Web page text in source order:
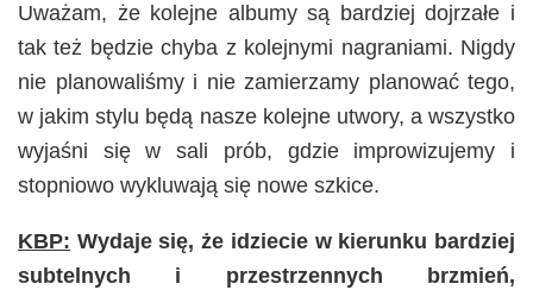
Uważam, że kolejne albumy są bardziej dojrzałe i
tak też będzie chyba z kolejnymi nagraniami. Nigdy
nie planowaliśmy i nie zamierzamy planować tego,
w jakim stylu będą nasze kolejne utwory, a wszystko
wyjaśni się w sali prób, gdzie improwizujemy i
stopniowo wykluwają się nowe szkice.
KBP: Wydaje się, że idziecie w kierunku bardziej
subtelnych i przestrzennych brzmień,